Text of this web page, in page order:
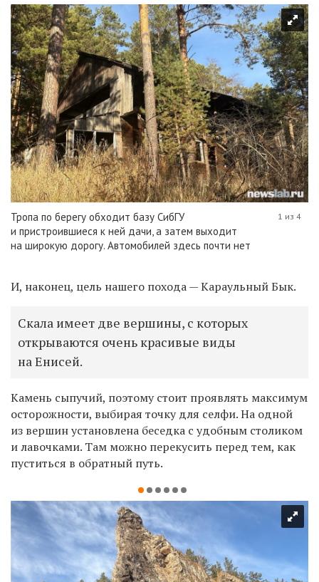
Тропа по берегу обходит базу СибГУ
и пристроившиеся к ней дачи, а затем выходит
на широкую дорогу. Автомобилей здесь почти нет
1 из 4
И, наконец, цель нашего похода — Караульный Бык.
Скала имеет две вершины, с которых
открываются очень красивые виды
на Енисей.
Камень сыпучий, поэтому стоит проявлять максимум
осторожности, выбирая точку для селфи. На одной
из вершин установлена беседка с удобным столиком
и лавочками. Там можно перекусить перед тем, как
пуститься в обратный путь.